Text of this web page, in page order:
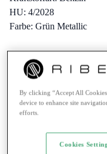
HU: 4/2028
Farbe: Grün Metallic
Hubraum in ccm: 900
Leistung: 69 PS / 51 Kw
Antriebsart: Kette
By clicking “Accept All
device to enhance site
efforts.
Cookies